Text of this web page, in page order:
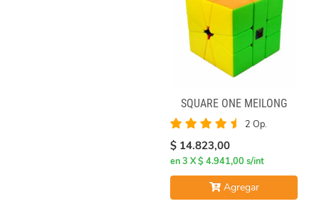
SQUARE ONE MEILONG
2 Op.
$ 14.823,00
en 3 X $ 4.941,00 s/int
Agregar